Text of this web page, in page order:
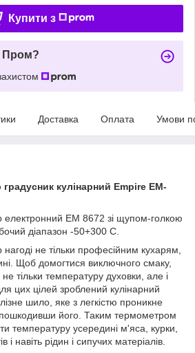
Купити з
Пром?
Доставка Оплата Умови
кулінарний Empire EM-
електронний EM 8672 зі щупом-голкою
діапазон -50+300 С.
не тільки професійним кухарям,
Щоб домогтися виключного смаку,
тільки температуру духовки, але і
цих цілей зроблений кулінарний
шило, яке з легкістю проникне
його. Таким термометром
температуру усередині м'яса, курки,
і навіть рідин і сипучих матеріалів.